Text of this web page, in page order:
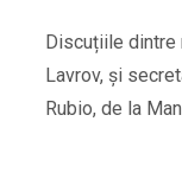
Discuțiile dintre
Lavrov, și
Rubio, de la